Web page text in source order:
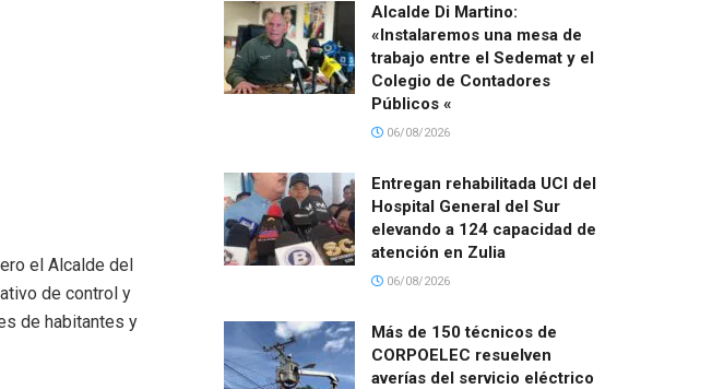
el Alcalde del
de control y
de habitantes y
Alcalde Di Martino:
«Instalaremos una mesa de
trabajo entre el Sedemat y el
Colegio de Contadores
Públicos «
06/08/2026
Entregan rehabilitada UCI del
Hospital General del Sur
elevando a 124 capacidad de
atención en Zulia
06/08/2026
Más de 150 técnicos de
CORPOELEC resuelven
averías del servicio eléctrico